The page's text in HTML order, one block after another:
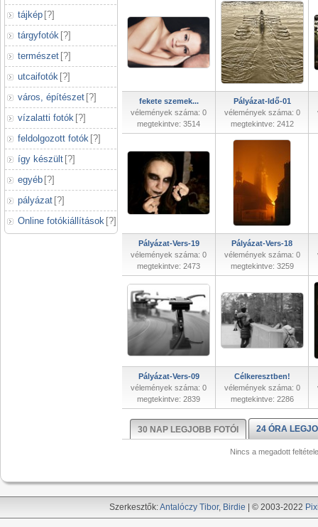
tájkép [?]
tárgyfotók [?]
természet [?]
utcaifotók [?]
város, építészet [?]
vízalatti fotók [?]
feldolgozott fotók [?]
így készült [?]
egyéb [?]
pályázat [?]
Online fotókiállítások [?]
fekete szemek...
vélemények száma: 0
megtekintve: 3514
Pályázat-Idő-01
vélemények száma: 0
megtekintve: 2412
Pályázat-Vers-19
vélemények száma: 0
megtekintve: 2473
Pályázat-Vers-18
vélemények száma: 0
megtekintve: 3259
Pályázat-Vers-09
vélemények száma: 0
megtekintve: 2839
Célkeresztben!
vélemények száma: 0
megtekintve: 2286
30 NAP LEGJOBB FOTÓI 24 ÓRA
Nincs a megadott
Szerkesztők:Antalóczy Tibor, Birdie | © 2003-2022